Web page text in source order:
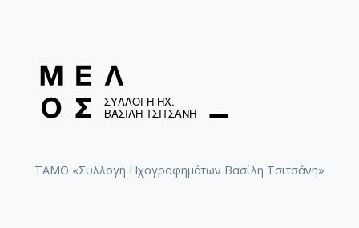
ΤΑΜΟ «Συλλογή Ηχογραφημάτων Βασίλη Τσιτσάνη»